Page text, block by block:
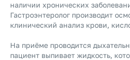
наличии хронических
Гастроэнтеролог производит
клинический анализ крови,
На приёме проводится
пациент выпивает жидкость,